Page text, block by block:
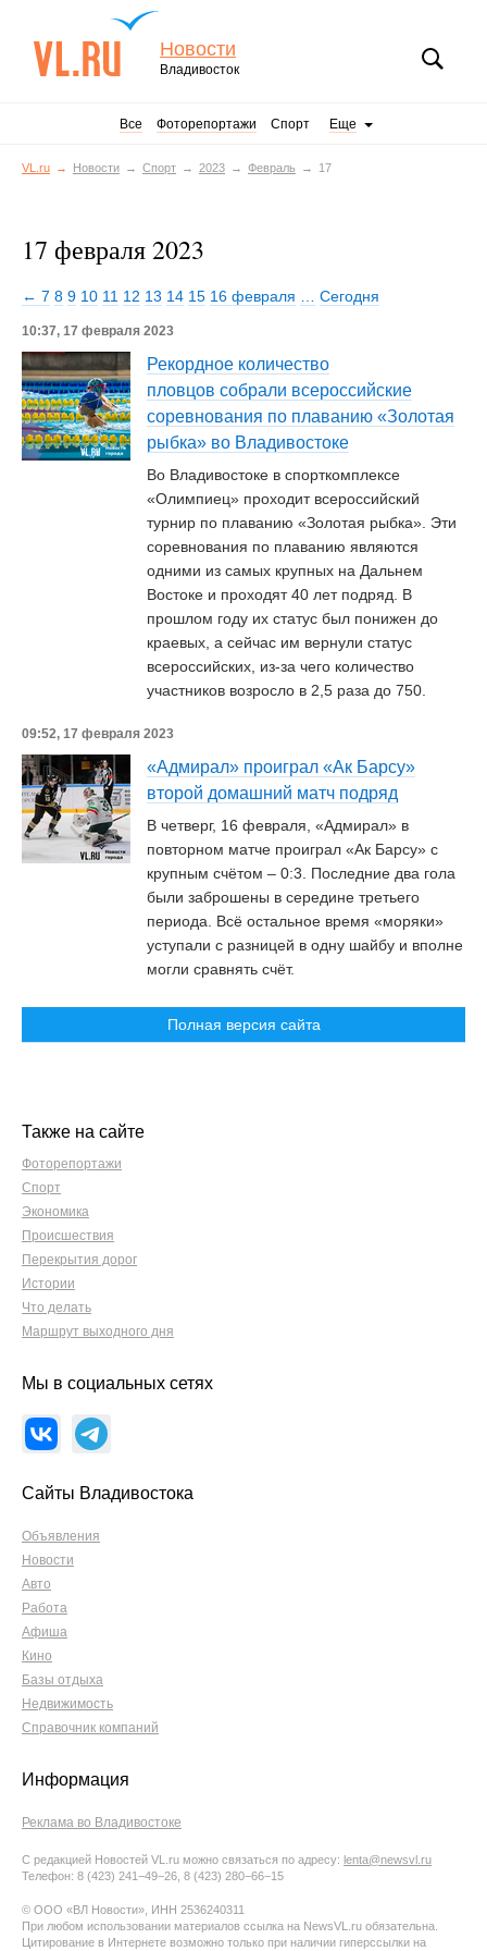
Новости
Владивосток
Все Фоторепортажи Спорт Еще
VL.ru Новости Спорт 2023 Февраль 17
17 февраля 2023
← 7 8 9 10 11 12 13 14 15 16 февраля Сегодня
10:37, 17 февраля 2023
Рекордное количество
пловцов собрали всероссийские
соревнования по плаванию «Золотая
рыбка» во Владивостоке
Во Владивостоке в спорткомплексе
«Олимпиец» проходит всероссийский
турнир по плаванию «Золотая рыбка». Эти
соревнования по плаванию являются
одними из самых крупных на Дальнем
Востоке и проходят 40 лет подряд. В
прошлом году их статус был понижен до
краевых, а сейчас им вернули статус
всероссийских, из-за чего количество
участников возросло в 2,5 раза до 750.
09:52, 17 февраля 2023
«Адмирал» проиграл «Ак Барсу»
второй домашний матч подряд
В четверг, 16 февраля, «Адмирал» в
повторном матче проиграл «Ак Барсу» с
крупным счётом – 0:3. Последние два гола
были заброшены в середине третьего
периода. Всё остальное время «моряки»
уступали с разницей в одну шайбу и вполне
могли сравнять счёт.
Полная версия сайта
Также на сайте
Фоторепортажи
Спорт
Экономика
Происшествия
Перекрытия дорог
Истории
Что делать
Маршрут выходного дня
Мы в социальных сетях
Сайты Владивостока
Объявления
Новости
Авто
Работа
Афиша
Кино
Базы отдыха
Недвижимость
Справочник компаний
Информация
Реклама во Владивостоке
С редакцией Новостей VL.ru можно связаться по адресу: lenta@newsvl.ru
Телефон: 8 (423) 241−49−26, 8 (423) 280−66−15
© ООО «ВЛ Новости», ИНН 2536240311
При любом использовании материалов ссылка на NewsVL.ru обязательна.
Цитирование в Интернете возможно только при наличии гиперссылки на